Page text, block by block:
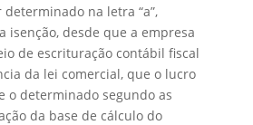
na letra “a”,
isenção, desde que a empresa
de escrituração contábil fiscal
da lei comercial, que o lucro
o determinado segundo as
da base de cálculo do